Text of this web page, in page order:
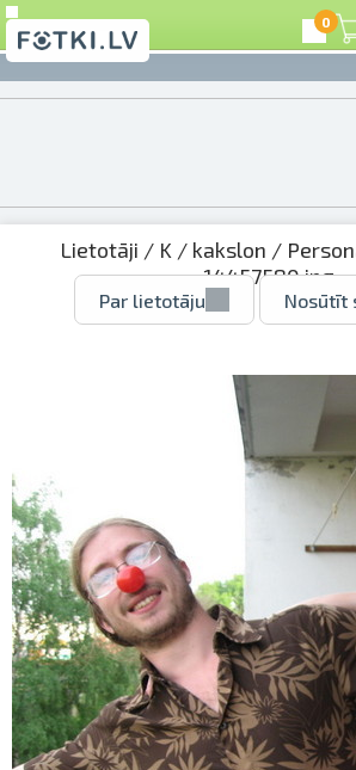
0
Lietotāji / K / kakslon /
14457580.jpg
Par lietotāju Nosūtīt